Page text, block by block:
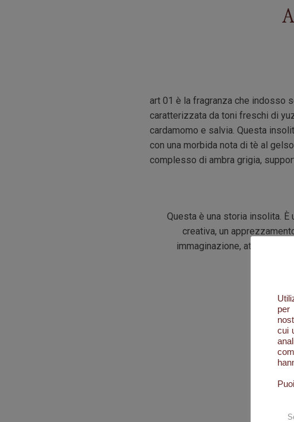
art 01 è la fragranza che indosso
caratterizzata da toni freschi di
cardamomo e salvia. Questa
con una morbida nota di tè al
complesso di ambra grigia,
Questa è una storia insolita.
creativa, un
immaginazione, attenzione
per
cui